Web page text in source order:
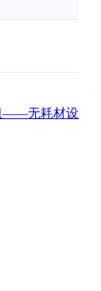
——无耗材设